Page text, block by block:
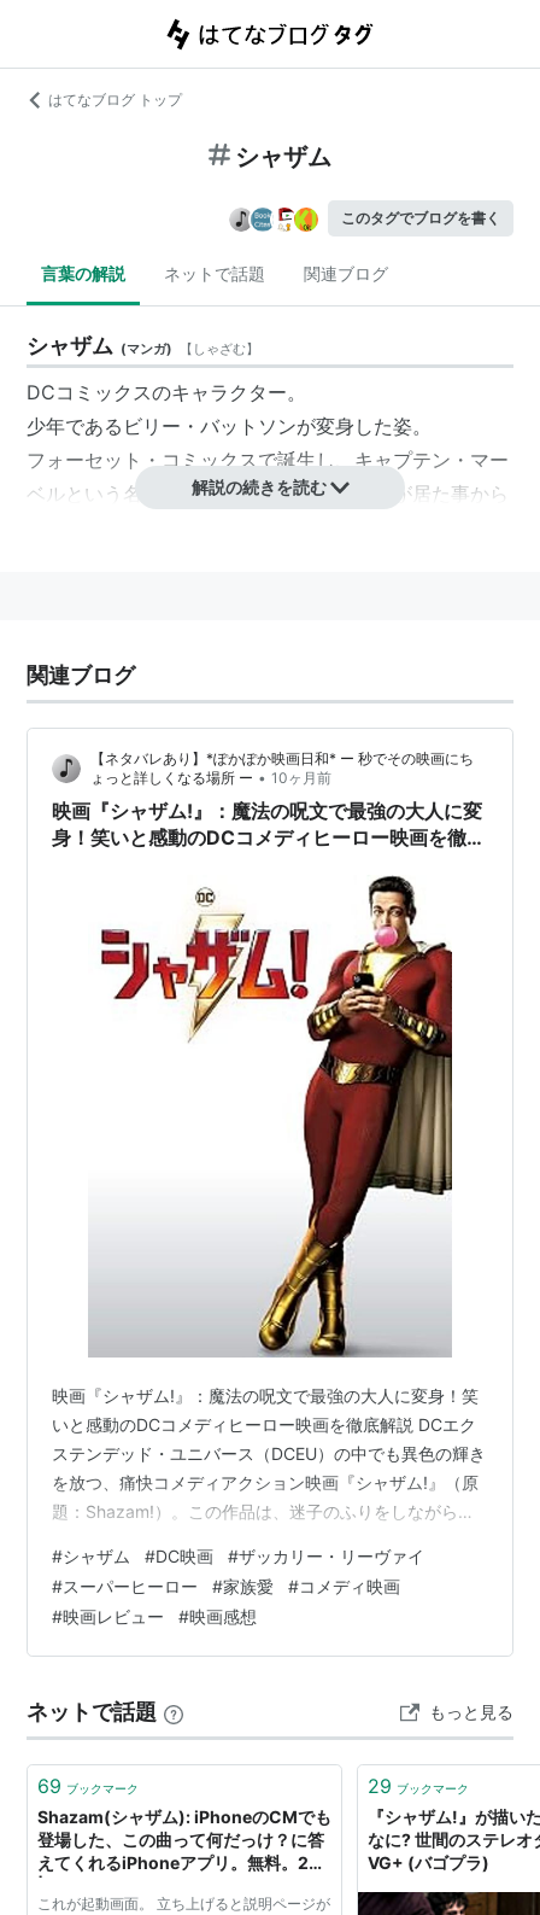
はてなブログ トップ
シャザム
このタグでブログを書く
言葉の解説 ネットで話題 関連ブログ
シャザム (マンガ) 【 しゃざむ】
DCコミックスのキャラクター。
少年であるビリー・バットソンが変身した姿。
フォーセット・コミックスで誕生し、キャプテン・マー
ベルという名前だったが、同名のヒーローが居た事から
S：ソロモンの知恵
H：ヘラクレスの剛力
A：アトラスのスタミナ
Z：ゼウスの全能
A：アキレスの勇気
からとられている。
参考記事
キャプテン・マーベル／シャザム入門編：基本設定とオ
ススメ作品 : すべていつわりの家
解説の続きを読む
関連ブログ
【ネタバレあり】*ぽかぽか映画日和* ー 秒でその映画にち
ょっと詳しくなる場所 ー • 10ヶ月前
映画『シャザム!』：魔法の呪文で最強の大人に変
身！笑いと感動のDCコメディヒーロー映画を徹底
映画『シャザム!』：魔法の呪文で最強の大人に変身！笑
いと感動のDCコメディヒーロー映画を徹底解説 DCエク
ステンデッド・ユニバース（DCEU）の中でも異色の輝き
を放つ、痛快コメディアクション映画『シャザム!』（原
題：Shazam!）。この作品は、迷子のふりをしながらた
公です。彼はある日、古代の魔術師から
「S.H.A.Z.A.M.！」という魔法の言葉を授かります。こ
の呪文を唱えると、彼は稲妻と共に驚異的なパワーを持
つ大人のスーパーヒーロー、シャザム!へと変身するので
歳の子供。能力のテストや悪ふ…
#シャザム #DC映画 #ザッカリー・リーヴァイ
#スーパーヒーロー #家族愛 #コメディ映画
#映画レビュー #映画感想
ネットで話題 もっと見る
69 ブックマーク
Shazam(シャザム): iPhoneのCMでも
登場した、この曲って何だっけ？に答
えてくれるiPhoneアプリ。無料。201
これが起動画面。 立ち上げると説明ページが
29 ブックマーク
『シャザム!』が描い
なに? 世間のステレオ
VG+ (バゴプラ)